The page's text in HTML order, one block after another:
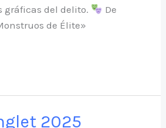
gráficas del delito.
De
de Élite»
2025